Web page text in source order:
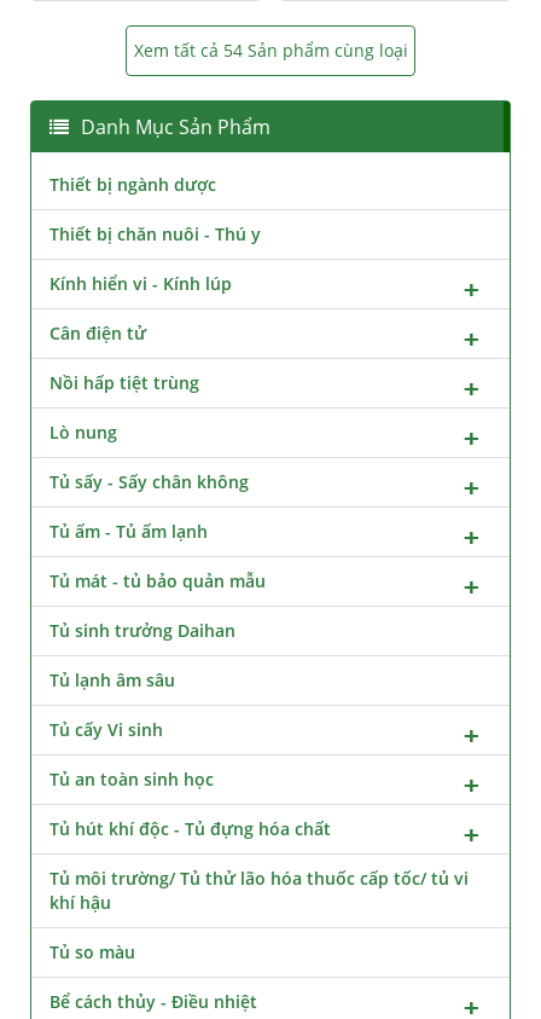
Xem tất cả 54 Sản phẩm cùng loại
Danh Mục Sản Phẩm
Thiết bị ngành dược
Thiết bị chăn nuôi - Thú y
Kính hiển vi - Kính lúp
Cân điện tử
Nồi hấp tiệt trùng
Lò nung
Tủ sấy - Sấy chân không
Tủ ấm - Tủ ấm lạnh
Tủ mát - tủ bảo quản mẫu
Tủ sinh trưởng Daihan
Tủ lạnh âm sâu
Tủ cấy Vi sinh
Tủ an toàn sinh học
Tủ hút khí độc - Tủ đựng hóa chất
Tủ môi trường/ Tủ thử lão hóa thuốc cấp tốc/ tủ vi
khí hậu
Tủ so màu
Bể cách thủy - Điều nhiệt